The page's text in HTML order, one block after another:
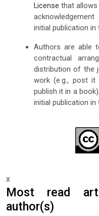
License that
initial publication in
Authors are able
contractual
distribution of the
work (e.g., post
publish it in a
initial publication in
x
Most read
author(s)